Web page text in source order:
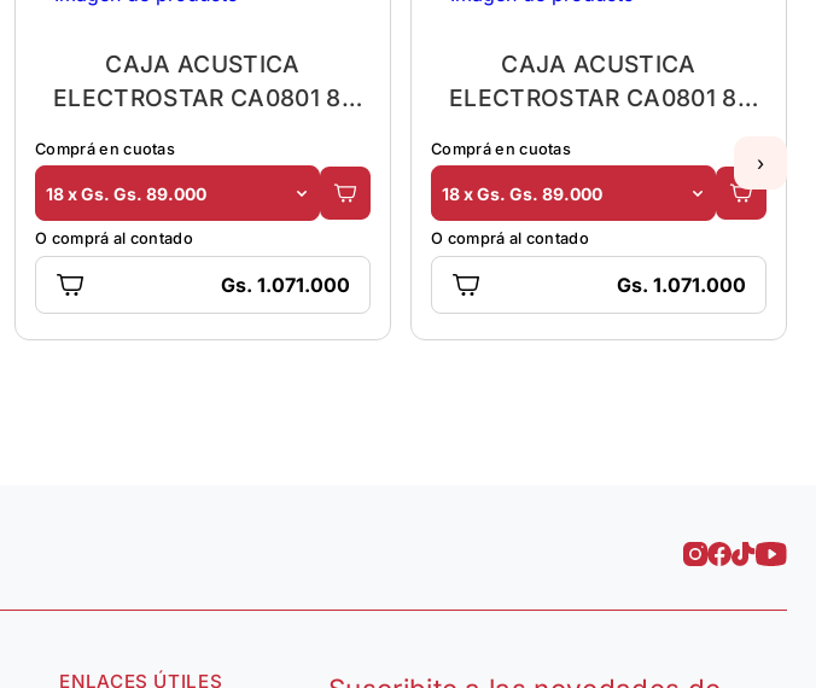
CAJA ACUSTICA
ELECTROSTAR CA0801 8"
Comprá en cuotas
18 x Gs. Gs. 89.000
O comprá al contado
Gs. 1.071.000
CAJA ACUSTICA
ELECTROSTAR CA0801 8"
Comprá en cuotas
18 x Gs. Gs. 89.000
O comprá al contado
Gs. 1.071.000
›
ENLACES ÚTILES